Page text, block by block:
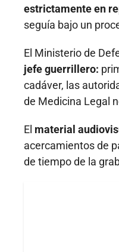
estrictamente en
seguía bajo un
El Ministerio de
jefe guerrillero:
cadáver, las
de Medicina Legal
El material
acercamientos de
de tiempo de la